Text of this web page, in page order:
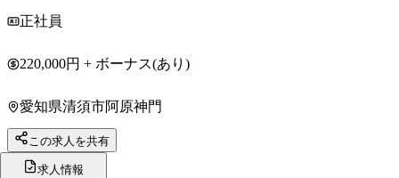
正社員
220,000円 + ボーナス(あり)
愛知県清須市阿原神門
この求人を共有
求人情報